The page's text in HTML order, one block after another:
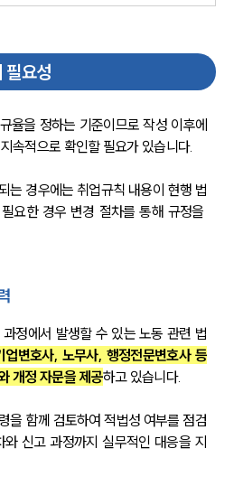
필요성
율을 정하는 기준이므로 작성 이후에
속적으로 확인할 필요가 있습니다.
는 경우에는 취업규칙 내용이 현행 법
요한 경우 변경 절차를 통해 규정을
정에서 발생할 수 있는 노동 관련 법
업변호사, 노무사, 행정전문변호사 등
개정 자문을 제공하고 있습니다.
을 함께 검토하여 적법성 여부를 점검
신고 과정까지 실무적인 대응을 지